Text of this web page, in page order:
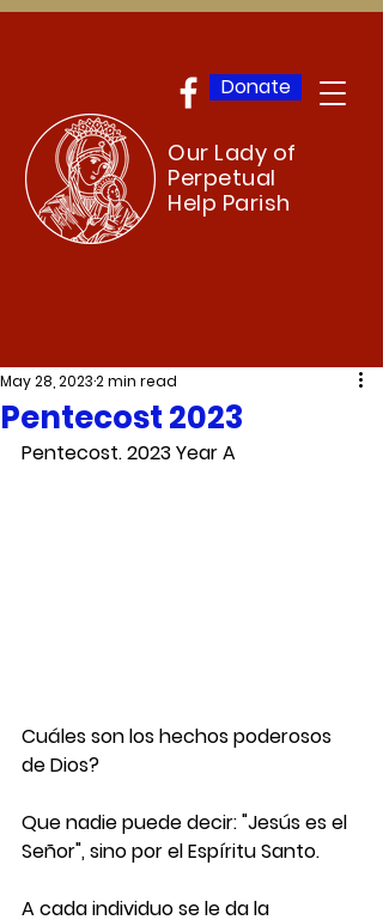
Donate
Our Lady of
Perpetual
Help Parish
Pentecost 2023
May 28, 20232 min read
Pentecost. 2023 Year A
Cuáles son los hechos poderosos
de Dios?
Que nadie puede decir: "Jesús es el
Señor", sino por el Espíritu Santo.
A cada individuo se le da la